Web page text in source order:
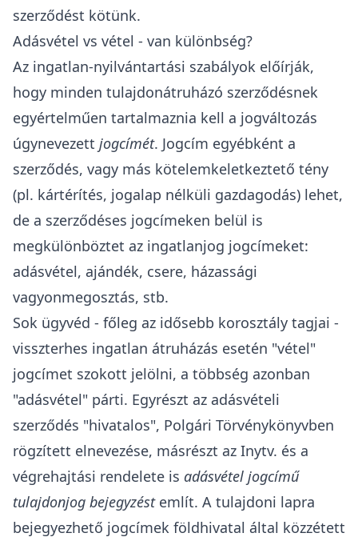
szerződést kötünk.
Adásvétel vs vétel - van különbség?
Az ingatlan-nyilvántartási szabályok előírják,
hogy minden tulajdonátruházó szerződésnek
egyértelműen tartalmaznia kell a jogváltozás
úgynevezett jogcímét. Jogcím egyébként a
szerződés, vagy más kötelemkeletkeztető tény
(pl. kártérítés, jogalap nélküli gazdagodás) lehet,
de a szerződéses jogcímeken belül is
megkülönböztet az ingatlanjog jogcímeket:
adásvétel, ajándék, csere, házassági
vagyonmegosztás, stb.
Sok ügyvéd - főleg az idősebb korosztály tagjai -
visszterhes ingatlan átruházás esetén "vétel"
jogcímet szokott jelölni, a többség azonban
"adásvétel" párti. Egyrészt az adásvételi
szerződés "hivatalos", Polgári Törvénykönyvben
rögzített elnevezése, másrészt az Inytv. és a
végrehajtási rendelete is adásvétel jogcímű
tulajdonjog bejegyzéstemlít. A tulajdoni lapra
bejegyezhető jogcímek földhivatal által közzétett